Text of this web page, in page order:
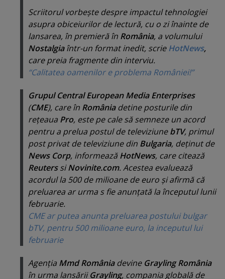
Scriitorul vorbeşte despre impactul tehnologiei
asupra obiceiurilor de lectură, cu o zi înainte de
lansarea, în premieră în România, a volumului
Nostalgiaîntr-un format inedit, scrieHotNews,
care preia fragmente din interviu.
“Calitatea oamenilor e problema României!”
Grupul Central European Media Enterprises
(CME), care în Româniadetine posturile din
reţeaua Pro, este pe cale să semneze un acord
pentru a prelua postul de televiziunebTV, primul
post privat de televiziune din Bulgaria, deţinut de
News Corp, informeazăHotNews, care citează
ReuterssiNovinite.com. Acestea evaluează
acordul la 500 de milioane de euro şi afirmă că
preluarea ar urma s fie anunţată la începutul lunii
februarie.
CME ar putea anunta preluarea postului bulgar
bTV, pentru 500 milioane euro, la inceputul lui
februarie
Agenţia Mmd Româniadevine Grayling România
în urma lansăriiGrayling, compania globală de